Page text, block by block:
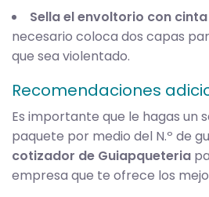
Sella el envoltorio con
necesario coloca dos capas
que sea violentado.
Recomendaciones
Es importante que le hagas un
paquete por medio del N.º de
cotizador de Guiapqueteria
empresa que te ofrece los